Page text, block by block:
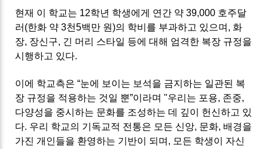
현재 이 학교는 12학년 학생에게 연간 약 39,000 호주달
러(한화 약 3천5백만 원)의 학비를 부과하고 있으며, 화
장, 장신구, 긴 머리 스타일 등에 대해 엄격한 복장 규정을
시행하고 있다.
이에 학교측은 “눈에 보이는 보석을 금지하는 일관된 복
장 규정을 적용하는 것일 뿐”이라며 "우리는 포용, 존중,
다양성을 중시하는 문화를 조성하는 데 깊이 헌신하고 있
다. 우리 학교의 기독교적 전통은 모든 신앙, 문화, 배경을
가진 개인들을 환영하는 기반이 되며, 모든 학생이 자신